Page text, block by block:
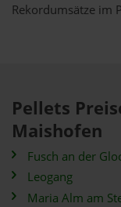
Rekordumsätze im
Pellets
Maishofen
Fusch an der
Leogang
Maria Alm am